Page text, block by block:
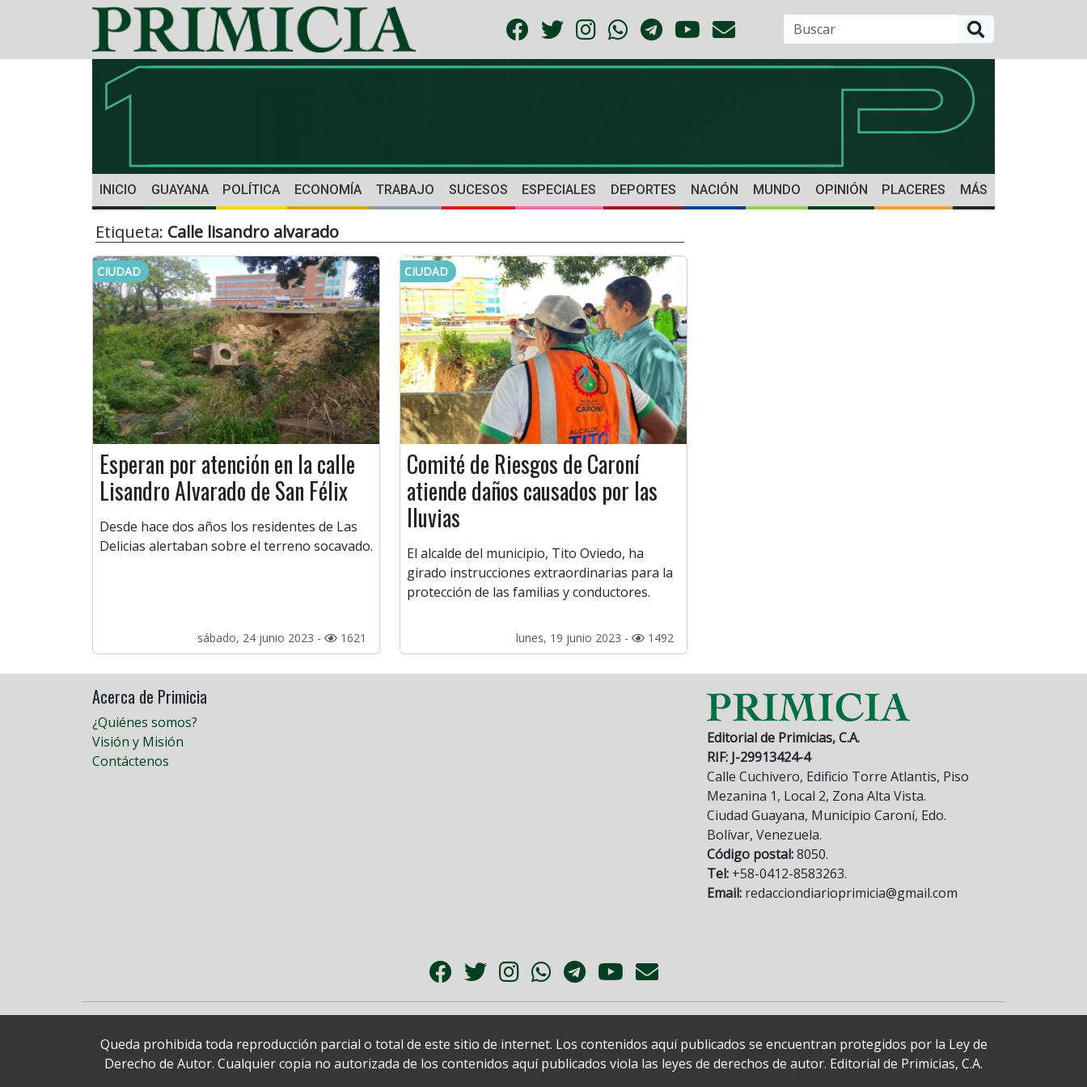
INICIO GUAYANA POLÍTICA ECONOMÍA TRABAJO SUCESOS ESPECIALES DEPORTES NACIÓN MUNDO OPINIÓN PLACERES MÁS
Etiqueta: Calle lisandro alvarado
CIUDAD
Esperan por atención en la calle
Lisandro Alvarado de San Félix
Desde hace dos años los residentes de Las
Delicias alertaban sobre el terreno socavado.
sábado, 24 junio 2023 - 1621
CIUDAD
Comité de Riesgos de Caroní
atiende daños causados por las
lluvias
El alcalde del municipio, Tito Oviedo, ha
girado instrucciones extraordinarias para la
protección de las familias y conductores.
lunes, 19 junio 2023 - 1492
Acerca de Primicia
¿Quiénes somos?
Visión y Misión
Contáctenos
Editorial de Primicias, C.A.
RIF: J-29913424-4
Calle Cuchivero, Edificio Torre Atlantis, Piso
Mezanina 1, Local 2, Zona Alta Vista.
Ciudad Guayana, Municipio Caroní, Edo.
Bolívar, Venezuela.
Código postal:8050.
Tel: +58-0412-8583263.
Email: redacciondiarioprimicia@gmail.com
Queda prohibida toda reproducción parcial o total de este sitio de internet. Los contenidos aquí publicados se encuentran protegidos por la Ley de
Derecho de Autor. Cualquier copia no autorizada de los contenidos aquí publicados viola las leyes de derechos de autor. Editorial de Primicias, C.A.